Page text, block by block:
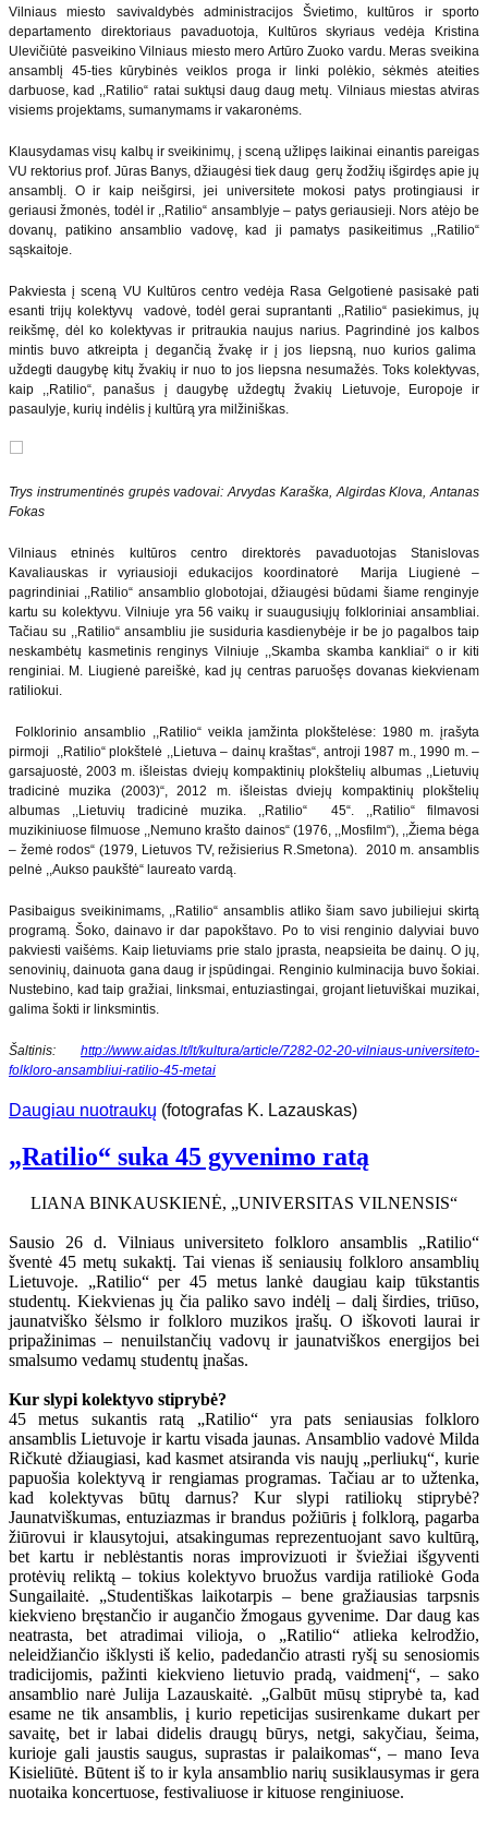
Vilniaus miesto savivaldybės administracijos Švietimo, kultūros ir sporto
departamento direktoriaus pavaduotoja, Kultūros skyriaus vedėja Kristina
Ulevičiūtė pasveikino Vilniaus miesto mero Artūro Zuoko vardu. Meras sveikina
ansamblį 45-ties kūrybinės veiklos proga ir linki polėkio, sėkmės ateities
darbuose, kad ,,Ratilio“ ratai suktųsi daug daug metų. Vilniaus miestas atviras
visiems projektams, sumanymams ir vakaronėms.
Klausydamas visų kalbų ir sveikinimų, į sceną užlipęs laikinai einantis pareigas
VU rektorius prof. Jūras Banys, džiaugėsi tiek daug gerų žodžių išgirdęs apie jų
ansamblį. O ir kaip neišgirsi, jei universitete mokosi patys protingiausi ir
geriausi žmonės, todėl ir ,,Ratilio“ ansamblyje – patys geriausieji. Nors atėjo be
dovanų, patikino ansamblio vadovę, kad ji pamatys pasikeitimus ,,Ratilio“
sąskaitoje.
Pakviesta į sceną VU Kultūros centro vedėja Rasa Gelgotienė pasisakė pati
esanti trijų kolektyvų vadovė, todėl gerai suprantanti ,,Ratilio“ pasiekimus, jų
reikšmę, dėl ko kolektyvas ir pritraukia naujus narius. Pagrindinė jos kalbos
mintis buvo atkreipta į degančią žvakę ir į jos liepsną, nuo kurios galima
uždegti daugybę kitų žvakių ir nuo to jos liepsna nesumažės. Toks kolektyvas,
kaip ,,Ratilio“, panašus į daugybę uždegtų žvakių Lietuvoje, Europoje ir
pasaulyje, kurių indėlis į kultūrą yra milžiniškas.
Trys instrumentinės grupės vadovai: Arvydas Karaška, Algirdas Klova, Antanas
Fokas
Vilniaus etninės kultūros centro direktorės pavaduotojas Stanislovas
Kavaliauskas ir vyriausioji edukacijos koordinatorė Marija Liugienė –
pagrindiniai ,,Ratilio“ ansamblio globotojai, džiaugėsi būdami šiame renginyje
kartu su kolektyvu. Vilniuje yra 56 vaikų ir suaugusiųjų folkloriniai ansambliai.
Tačiau su ,,Ratilio“ ansambliu jie susiduria kasdienybėje ir be jo pagalbos taip
neskambėtų kasmetinis renginys Vilniuje ,,Skamba skamba kankliai“ o ir kiti
renginiai. M. Liugienė pareiškė, kad jų centras paruošęs dovanas kiekvienam
ratiliokui.
Folklorinio ansamblio ,,Ratilio“ veikla įamžinta plokštelėse: 1980 m. įrašyta
pirmoji ,,Ratilio“ plokštelė ,,Lietuva – dainų kraštas“, antroji 1987 m., 1990 m. –
garsajuostė, 2003 m. išleistas dviejų kompaktinių plokštelių albumas ,,Lietuvių
tradicinė muzika (2003)“, 2012 m. išleistas dviejų kompaktinių plokštelių
albumas ,,Lietuvių tradicinė muzika. ,,Ratilio“ 45“. ,,Ratilio“ filmavosi
muzikiniuose filmuose ,,Nemuno krašto dainos“ (1976, ,,Mosfilm“), ,,Žiema bėga
– žemė rodos“ (1979, Lietuvos TV, režisierius R.Smetona). 2010 m. ansamblis
pelnė ,,Aukso paukštė“ laureato vardą.
Pasibaigus sveikinimams, ,,Ratilio“ ansamblis atliko šiam savo jubiliejui skirtą
programą. Šoko, dainavo ir dar papokštavo. Po to visi renginio dalyviai buvo
pakviesti vaišėms. Kaip lietuviams prie stalo įprasta, neapsieita be dainų. O jų,
senovinių, dainuota gana daug ir įspūdingai. Renginio kulminacija buvo šokiai.
Nustebino, kad taip gražiai, linksmai, entuziastingai, grojant lietuviškai muzikai,
galima šokti ir linksmintis.
Šaltinis: http://www.aidas.lt/lt/kultura/article/7282-02-20-vilniaus-universiteto-
folkloro-ansambliui-ratilio-45-metai
Daugiau nuotraukų (fotografas K. Lazauskas)
„Ratilio“ suka 45 gyvenimo ratą
LIANA BINKAUSKIENĖ, „UNIVERSITAS VILNENSIS“
Sausio 26 d. Vilniaus universiteto folkloro ansamblis „Ratilio“
šventė 45 metų sukaktį. Tai vienas iš seniausių folkloro ansamblių
Lietuvoje. „Ratilio“ per 45 metus lankė daugiau kaip tūkstantis
studentų. Kiekvienas jų čia paliko savo indėlį – dalį širdies, triūso,
jaunatviško šėlsmo ir folkloro muzikos įrašų. O iškovoti laurai ir
pripažinimas – nenuilstančių vadovų ir jaunatviškos energijos bei
smalsumo vedamų studentų įnašas.
Kur slypi kolektyvo stiprybė?
45 metus sukantis ratą „Ratilio“ yra pats seniausias folkloro
ansamblis Lietuvoje ir kartu visada jaunas. Ansamblio vadovė Milda
Ričkutė džiaugiasi, kad kasmet atsiranda vis naujų „perliukų“, kurie
papuošia kolektyvą ir rengiamas programas. Tačiau ar to užtenka,
kad kolektyvas būtų darnus? Kur slypi ratiliokų stiprybė?
Jaunatviškumas, entuziazmas ir brandus požiūris į folklorą, pagarba
žiūrovui ir klausytojui, atsakingumas reprezentuojant savo kultūrą,
bet kartu ir neblėstantis noras improvizuoti ir šviežiai išgyventi
protėvių reliktą – tokius kolektyvo bruožus vardija ratiliokė Goda
Sungailaitė. „Studentiškas laikotarpis – bene gražiausias tarpsnis
kiekvieno bręstančio ir augančio žmogaus gyvenime. Dar daug kas
neatrasta, bet atradimai vilioja, o „Ratilio“ atlieka kelrodžio,
neleidžiančio išklysti iš kelio, padedančio atrasti ryšį su senosiomis
tradicijomis, pažinti kiekvieno lietuvio pradą, vaidmenį“, – sako
ansamblio narė Julija Lazauskaitė. „Galbūt mūsų stiprybė ta, kad
esame ne tik ansamblis, į kurio repeticijas susirenkame dukart per
savaitę, bet ir labai didelis draugų būrys, netgi, sakyčiau, šeima,
kurioje gali jaustis saugus, suprastas ir palaikomas“, – mano Ieva
Kisieliūtė. Būtent iš to ir kyla ansamblio narių susiklausymas ir gera
nuotaika koncertuose, festivaliuose ir kituose renginiuose.